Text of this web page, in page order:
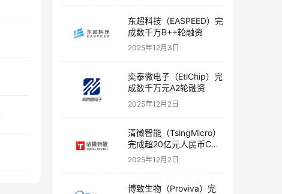
东超科技（EASPEED）完
成数千万B++轮融资
2025年12月3日
奕泰微电子（EtlChip）完
成数千万元A2轮融资
2025年12月2日
清微智能（TsingMicro）
完成超20亿元人民币C轮
融资
2025年12月2日
博致生物（Proviva）完